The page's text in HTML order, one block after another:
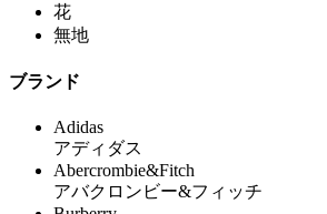
花
無地
ブランド
Adidas
アディダス
Abercrombie&Fitch
アバクロンビー&フィッチ